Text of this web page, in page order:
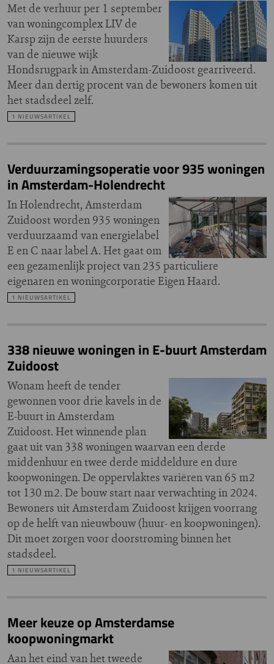
Met de verhuur per 1 september
van woningcomplex LIV de
Karsp zijn de eerste huurders
van de nieuwe wijk
Hondsrugpark in Amsterdam-Zuidoost gearriveerd.
Meer dan dertig procent van de bewoners komen uit
het stadsdeel zelf.
1 NIEUWSARTIKEL
Verduurzamingsoperatie voor 935 woningen
in Amsterdam-Holendrecht
In Holendrecht, Amsterdam
Zuidoost worden 935 woningen
verduurzaamd van energielabel
E en C naar label A. Het gaat om
een gezamenlijk project van 235 particuliere
eigenaren en woningcorporatie Eigen Haard.
1 NIEUWSARTIKEL
338 nieuwe woningen in E-buurt Amsterdam
Zuidoost
Wonam heeft de tender
gewonnen voor drie kavels in de
E-buurt in Amsterdam
Zuidoost. Het winnende plan
gaat uit van 338 woningen waarvan een derde
middenhuur en twee derde middeldure en dure
koopwoningen. De oppervlaktes variëren van 65 m2
tot 130 m2. De bouw start naar verwachting in 2024.
Bewoners uit Amsterdam Zuidoost krijgen voorrang
op de helft van nieuwbouw (huur- en koopwoningen).
Dit moet zorgen voor doorstroming binnen het
stadsdeel.
1 NIEUWSARTIKEL
Meer keuze op Amsterdamse
koopwoningmarkt
Aan het eind van het tweede